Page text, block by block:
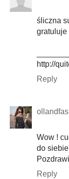
śliczna
gratuluje
http://
Reply
Wow !
do
Reply